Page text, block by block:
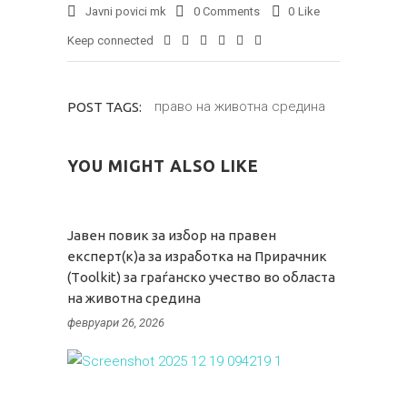
Javni povici mk 0 Comments 0 Like
Keep connected
POST TAGS: право на животна средина
YOU MIGHT ALSO LIKE
Јавен повик за избор на правен
експерт(к)а за изработка на Прирачник
(Тoolkit) за граѓанско учество во областа
на животна средина
февруари 26, 2026